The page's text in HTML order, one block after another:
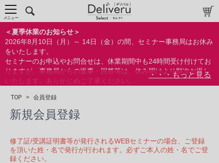
＜夏季休業のお知らせ＞
2026年8月10日（月）～ 14日（金）の間、セミナー事務局はお休み
をいたします。
セミナーのお申込やお問合せは、休業期間中も24時間受け付けてお
りますが、事務局からの返事・回答等は、休み明けより順次お返し
いたします。あらかじめご了承ください。
ができます。
メニュー
TOP > 会員登録
新規会員登録
修了証/受講証明書等が発行されるWEBセミナーの場合、ご登録
を頂いた姓・名で発行が行われます。必ずご本人の姓・名でご登
録ください。